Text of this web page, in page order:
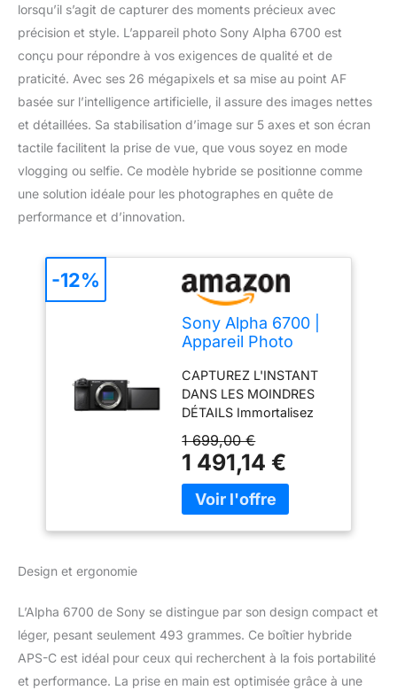
lorsqu’il s’agit de capturer des moments précieux avec
précision et style. L’appareil photo Sony Alpha 6700 est
conçu pour répondre à vos exigences de qualité et de
praticité. Avec ses 26 mégapixels et sa mise au point AF
basée sur l’intelligence artificielle, il assure des images nettes
et détaillées. Sa stabilisation d’image sur 5 axes et son écran
tactile facilitent la prise de vue, que vous soyez en mode
vlogging ou selfie. Ce modèle hybride se positionne comme
une solution idéale pour les photographes en quête de
performance et d’innovation.
Sony Alpha 6700 |
Appareil Photo
(26Mp BSI, Mise au
Point AF basée sur
l'IA, stabilisation
d'image sur 5 Axes,
Écran Tactile pour
Vlogging & Selfies)
CAPTUREZ L'INSTANT
DANS LES MOINDRES
DÉTAILS Immortalisez
même avec une faible
luminosité, grâce au
nouveau capteur Exmor
R de 26 mégapixels BSI
AVEC LA MISE AU POINT
AF BASÉE SUR L'IA Cette
technologie unique
permet de détecter le
corps entier du sujet
1 699,00 €
1 491,14 €
-12%
Design et ergonomie
L’Alpha 6700 de Sony se distingue par son design compact et
léger, pesant seulement 493 grammes. Ce boîtier hybride
APS-C est idéal pour ceux qui recherchent à la fois portabilité
et performance. La prise en main est optimisée grâce à une